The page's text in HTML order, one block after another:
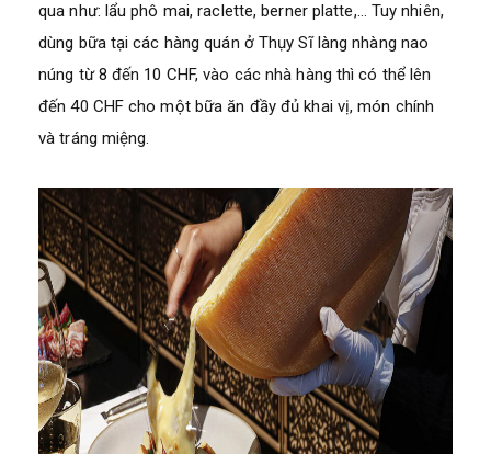
qua như: lẩu phô mai, raclette, berner platte,… Tuy nhiên,
dùng bữa tại các hàng quán ở Thụy Sĩ làng nhàng nao
núng từ 8 đến 10 CHF, vào các nhà hàng thì có thể lên
đến 40 CHF cho một bữa ăn đầy đủ khai vị, món chính
và tráng miệng.